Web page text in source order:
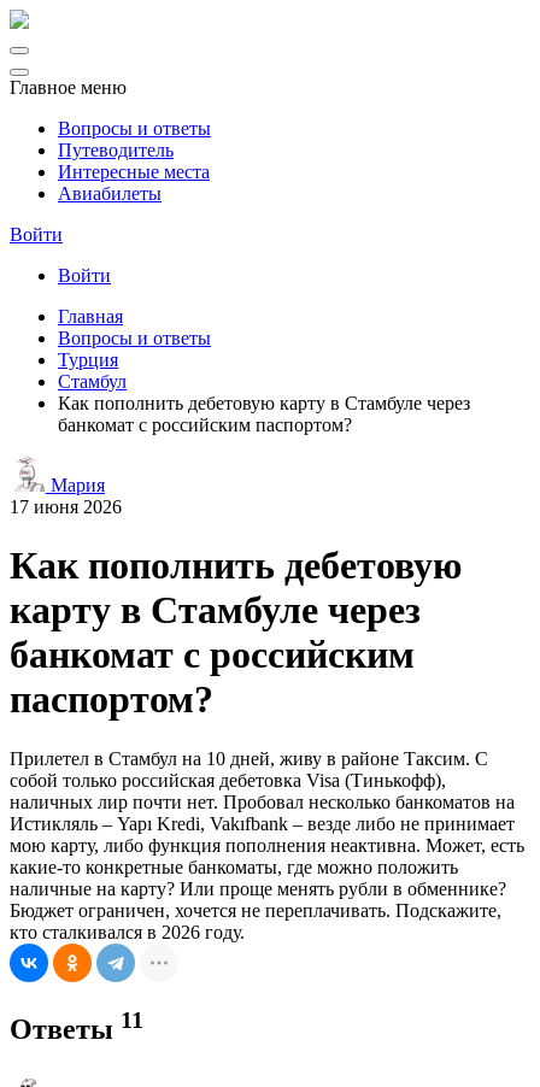
Главное меню
Вопросы и ответы
Путеводитель
Интересные места
Авиабилеты
Войти
Войти
Главная
Вопросы и ответы
Турция
Стамбул
Как пополнить дебетовую карту в Стамбуле через
банкомат с российским паспортом?
Мария
17 июня 2026
Как пополнить дебетовую
карту в Стамбуле через
банкомат с российским
паспортом?
Прилетел в Стамбул на 10 дней, живу в районе Таксим. С
собой только российская дебетовка Visa (Тинькофф),
наличных лир почти нет. Пробовал несколько банкоматов на
Истикляль – Yapı Kredi, Vakıfbank – везде либо не принимает
мою карту, либо функция пополнения неактивна. Может, есть
какие‑то конкретные банкоматы, где можно положить
наличные на карту? Или проще менять рубли в обменнике?
Бюджет ограничен, хочется не переплачивать. Подскажите,
кто сталкивался в 2026 году.
Ответы 11